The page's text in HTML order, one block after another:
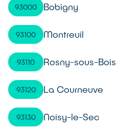
93000 Bobigny
93100 Montreuil
93110 Rosny-sous-Bois
93120 La Courneuve
93130 Noisy-le-Sec